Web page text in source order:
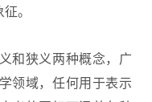
。
和狭义两种概念，广
领域，任何用于表示